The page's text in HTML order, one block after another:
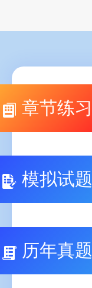
章节练习
模拟试题
历年真题